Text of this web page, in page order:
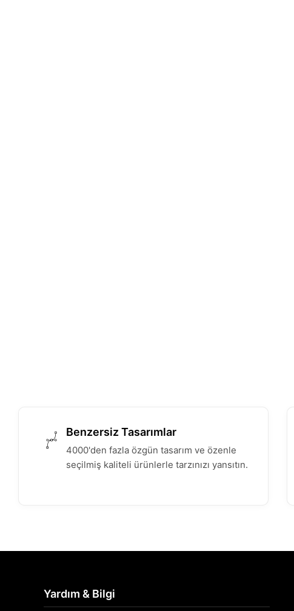
Benzersiz Tasarımlar
4000'den fazla özgün tasarım ve özenle
seçilmiş kaliteli ürünlerle tarzınızı yansıtın.
Yardım & Bilgi